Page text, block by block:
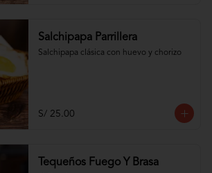
Salchipapa Parrillera
Salchipapa clásica con huevo y chorizo
S/ 25.00
Tequeños Fuego Y Brasa